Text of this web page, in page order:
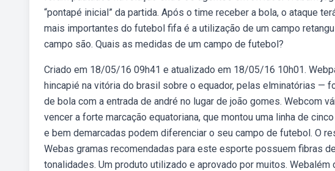
“pontapé inicial” da partida. Após o time receber a bola, o ataque
mais importantes do futebol fifa é a utilização de um campo
campo são. Quais as medidas de um campo de futebol?
Criado em 18/05/16 09h41 e atualizado em 18/05/16 10h01.
hincapié na vitória do brasil sobre o equador, pelas elminatórias —
de bola com a entrada de andré no lugar de joão gomes. Webcom
vencer a forte marcação equatoriana, que montou uma linha de
e bem demarcadas podem diferenciar o seu campo de futebol. O
Webas gramas recomendadas para este esporte possuem fibras
tonalidades. Um produto utilizado e aprovado por muitos.